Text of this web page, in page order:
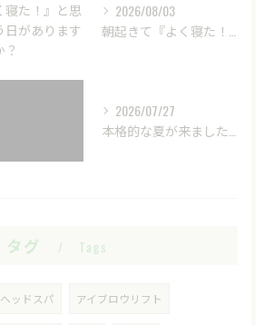
2026/08/03
朝起きて『よく寝た！』と思う日がありますか？
2026/07/27
本格的な夏が来ました☀️
タグ Tags
ヘッドスパ アイブロウリフト